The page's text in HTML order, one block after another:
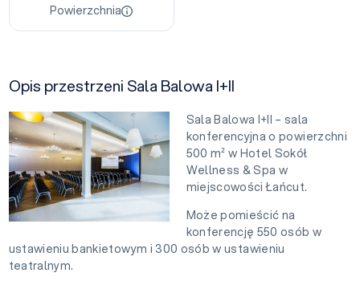
Powierzchnia
Opis przestrzeni Sala Balowa I+II
Sala Balowa I+II – sala
konferencyjna o powierzchni
500 m² w Hotel Sokół
Wellness & Spa w
miejscowości Łańcut.
Może pomieścić na
konferencję 550 osób w
ustawieniu bankietowym i 300 osób w ustawieniu
teatralnym.